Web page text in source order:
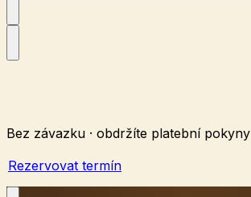
Bez závazku · obdržíte platební pokyny
Rezervovat termín